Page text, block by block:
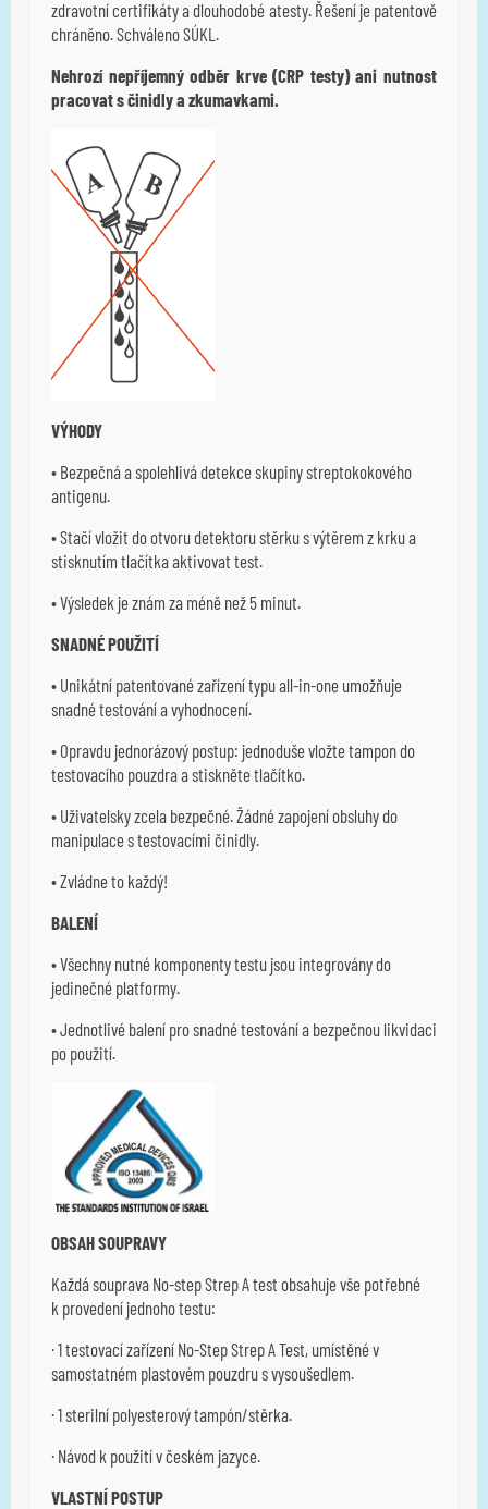
zdravotní certifikáty a dlouhodobé atesty. Řešení je patentově
chráněno. Schváleno SÚKL.
Nehrozí nepříjemný odběr krve (CRP testy) ani nutnost
pracovat s činidly a zkumavkami.
VÝHODY
• Bezpečná a spolehlivá detekce skupiny streptokokového
antigenu.
• Stačí vložit do otvoru detektoru stěrku s výtěrem z krku a
stisknutím tlačítka aktivovat test.
• Výsledek je znám za méně než 5 minut.
SNADNÉ POUŽITÍ
• Unikátní patentované zařízení typu all-in-one umožňuje
snadné testování a vyhodnocení.
• Opravdu jednorázový postup: jednoduše vložte tampon do
testovacího pouzdra a stiskněte tlačítko.
• Uživatelsky zcela bezpečné. Žádné zapojení obsluhy do
manipulace s testovacími činidly.
• Zvládne to každý!
BALENÍ
• Všechny nutné komponenty testu jsou integrovány do
jedinečné platformy.
• Jednotlivé balení pro snadné testování a bezpečnou likvidaci
po použití.
OBSAH SOUPRAVY
Každá souprava No-step Strep A test obsahuje vše potřebné
k provedení jednoho testu:
· 1 testovací zařízení No-Step Strep A Test, umístěné v
samostatném plastovém pouzdru s vysoušedlem.
· 1 sterilní polyesterový tampón/stěrka.
· Návod k použití v českém jazyce.
VLASTNÍ POSTUP